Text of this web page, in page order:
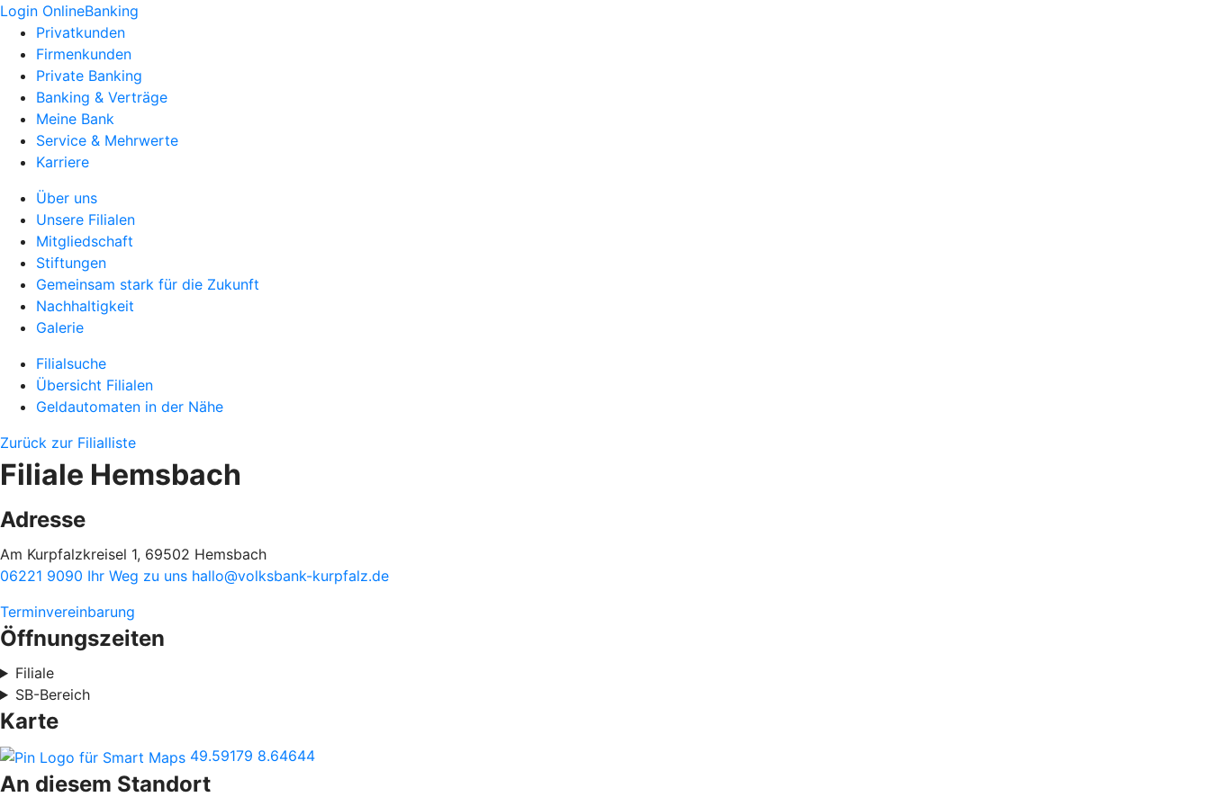
Login OnlineBanking
Privatkunden
Firmenkunden
Private Banking
Banking & Verträge
Meine Bank
Service & Mehrwerte
Karriere
Über uns
Unsere Filialen
Mitgliedschaft
Stiftungen
Gemeinsam stark für die Zukunft
Nachhaltigkeit
Galerie
Filialsuche
Übersicht Filialen
Geldautomaten in der Nähe
Zurück zur Filialliste
Filiale Hemsbach
Adresse
Am Kurpfalzkreisel 1, 69502 Hemsbach
06221 9090 Ihr Weg zu uns hallo@volksbank-kurpfalz.de
Terminvereinbarung
Öffnungszeiten
Filiale
SB-Bereich
Karte
49.59179 8.64644
An diesem Standort